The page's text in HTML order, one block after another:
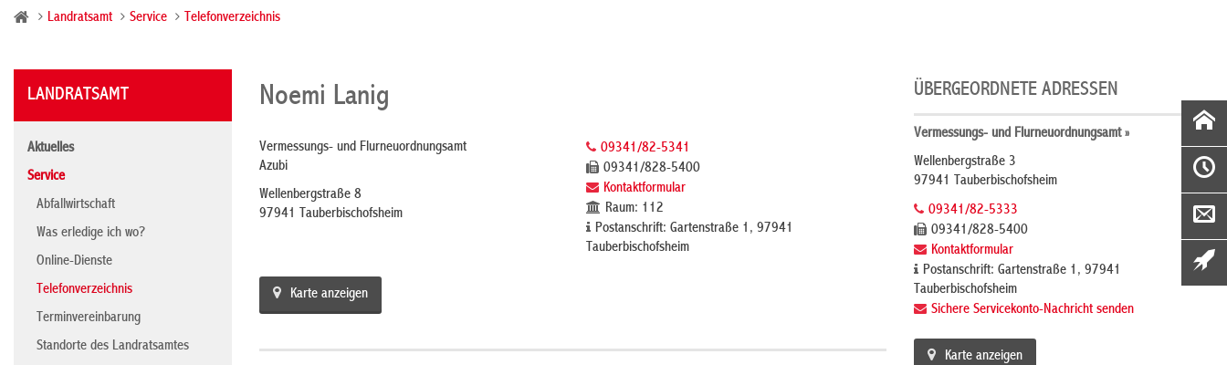
Landratsamt Service Telefonverzeichnis
LANDRATSAMT
Aktuelles
Service
Abfallwirtschaft
Was erledige ich wo?
Online-Dienste
Telefonverzeichnis
Terminvereinbarung
Standorte des Landratsamtes
Noemi Lanig
Vermessungs- und Flurneuordnungsamt
Azubi
Wellenbergstraße 8
97941 Tauberbischofsheim
09341/82-5341
09341/828-5400
Kontaktformular
Raum: 112
Postanschrift: Gartenstraße 1, 97941
Tauberbischofsheim
Karte anzeigen
ÜBERGEORDNETE ADRESSEN
Vermessungs- und Flurneuordnungsamt »
Wellenbergstraße 3
97941 Tauberbischofsheim
09341/82-5333
09341/828-5400
Kontaktformular
Postanschrift: Gartenstraße 1, 97941
Tauberbischofsheim
Sichere Servicekonto-Nachricht senden
Karte anzeigen